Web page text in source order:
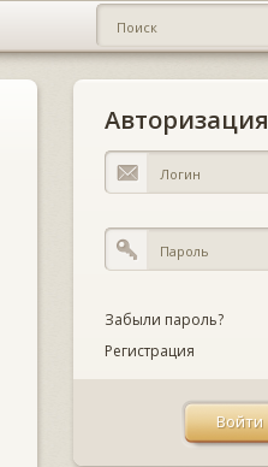
Авторизация
Забыли пароль?
Регистрация